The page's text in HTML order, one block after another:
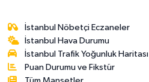
İstanbul Nöbetçi Eczaneler
İstanbul Hava Durumu
İstanbul Trafik Yoğunluk Haritası
Puan Durumu ve Fikstür
Tüm Manşetler